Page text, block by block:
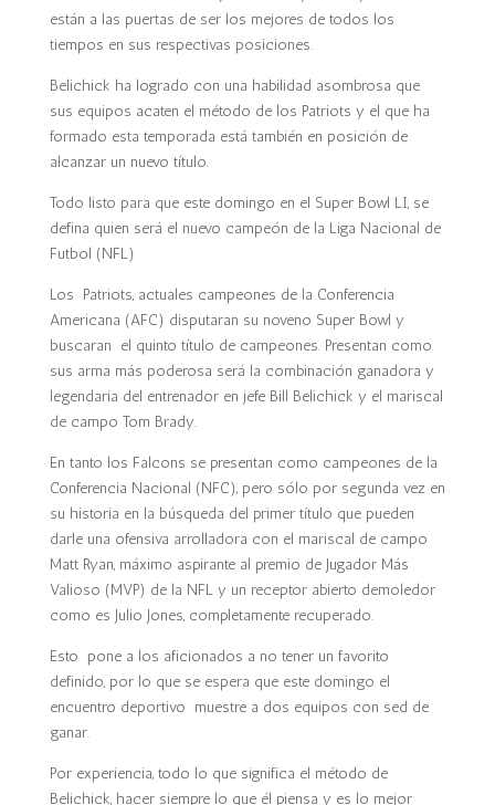
están a las puertas de ser los mejores de todos los
tiempos en sus respectivas posiciones.
Belichick ha logrado con una habilidad asombrosa que
sus equipos acaten el método de los Patriots y el que ha
formado esta temporada está también en posición de
alcanzar un nuevo título.
Todo listo para que este domingo en el Super Bowl LI, se
defina quien será el nuevo campeón de la Liga Nacional de
Futbol (NFL)
Los Patriots, actuales campeones de la Conferencia
Americana (AFC) disputaran su noveno Super Bowl y
buscaran el quinto título de campeones. Presentan como
sus arma más poderosa será la combinación ganadora y
legendaria del entrenador en jefe Bill Belichick y el mariscal
de campo Tom Brady.
En tanto los Falcons se presentan como campeones de la
Conferencia Nacional (NFC), pero sólo por segunda vez en
su historia en la búsqueda del primer título que pueden
darle una ofensiva arrolladora con el mariscal de campo
Matt Ryan, máximo aspirante al premio de Jugador Más
Valioso (MVP) de la NFL y un receptor abierto demoledor
como es Julio Jones, completamente recuperado.
Esto pone a los aficionados a no tener un favorito
definido, por lo que se espera que este domingo el
encuentro deportivo muestre a dos equipos con sed de
ganar.
Por experiencia, todo lo que significa el método de
Belichick, hacer siempre lo que él piensa y es lo mejor